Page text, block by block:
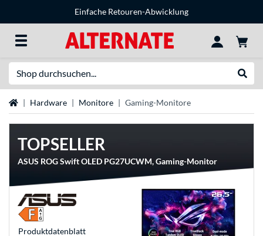
Einfache Retouren-Abwicklung
StartseiteHardware Monitore Gaming-Monitore
TOPSELLER
ASUS ROG Swift OLED PG27UCWM, Gaming-Monitor
Produkt­datenblatt